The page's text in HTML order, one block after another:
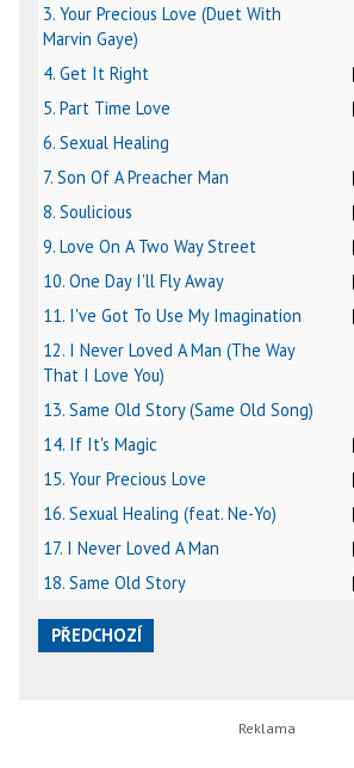
3. Your Precious Love (Duet With
Marvin Gaye)
4. Get It Right
5. Part Time Love
6. Sexual Healing
7. Son Of A Preacher Man
8. Soulicious
9. Love On A Two Way Street
10. One Day I'll Fly Away
11. I've Got To Use My Imagination
12. I Never Loved A Man (The Way
That I Love You)
13. Same Old Story (Same Old Song)
14. If It's Magic
15. Your Precious Love
16. Sexual Healing (feat. Ne-Yo)
17. I Never Loved A Man
18. Same Old Story
PŘEDCHOZÍ